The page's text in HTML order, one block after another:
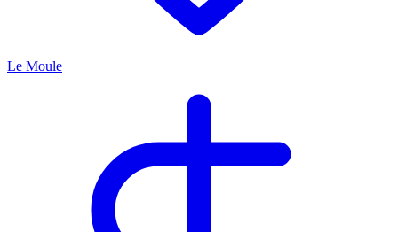
Le Moule